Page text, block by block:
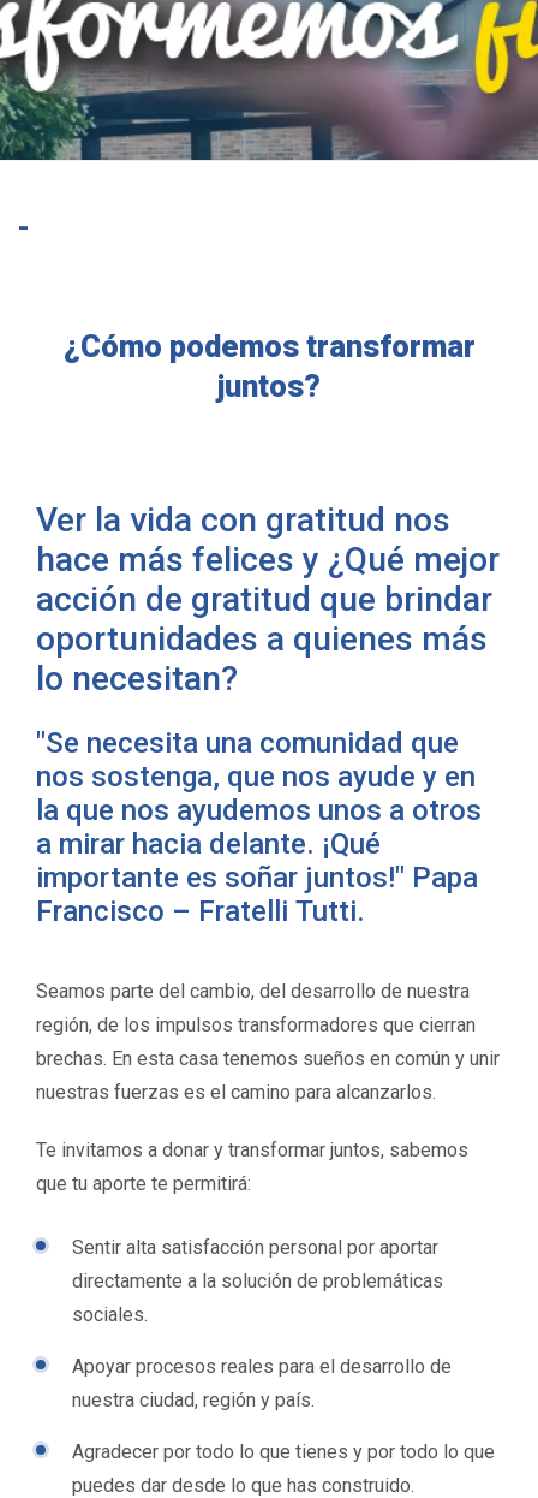
-
¿Cómo podemos transformar
juntos?
Ver la vida con gratitud nos
hace más felices y ¿Qué mejor
acción de gratitud que brindar
oportunidades a quienes más
lo necesitan?
"Se necesita una comunidad que
nos sostenga, que nos ayude y en
la que nos ayudemos unos a otros
a mirar hacia delante. ¡Qué
importante es soñar juntos!" Papa
Francisco – Fratelli Tutti.
Seamos parte del cambio, del desarrollo de nuestra
región, de los impulsos transformadores que cierran
brechas. En esta casa tenemos sueños en común y unir
nuestras fuerzas es el camino para alcanzarlos.
Te invitamos a donar y transformar juntos, sabemos
que tu aporte te permitirá:
Sentir alta satisfacción personal por aportar
directamente a la solución de problemáticas
sociales.
Apoyar procesos reales para el desarrollo de
nuestra ciudad, región y país.
Agradecer por todo lo que tienes y por todo lo que
puedes dar desde lo que has construido.